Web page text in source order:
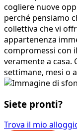
cogliere nuove
perché pensiamo
collettiva che vi
appartenenza
compromessi con
veramente a casa.
settimane, mesi o
Siete pronti?
Trova il mio